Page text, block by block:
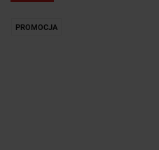
PROMOCJA